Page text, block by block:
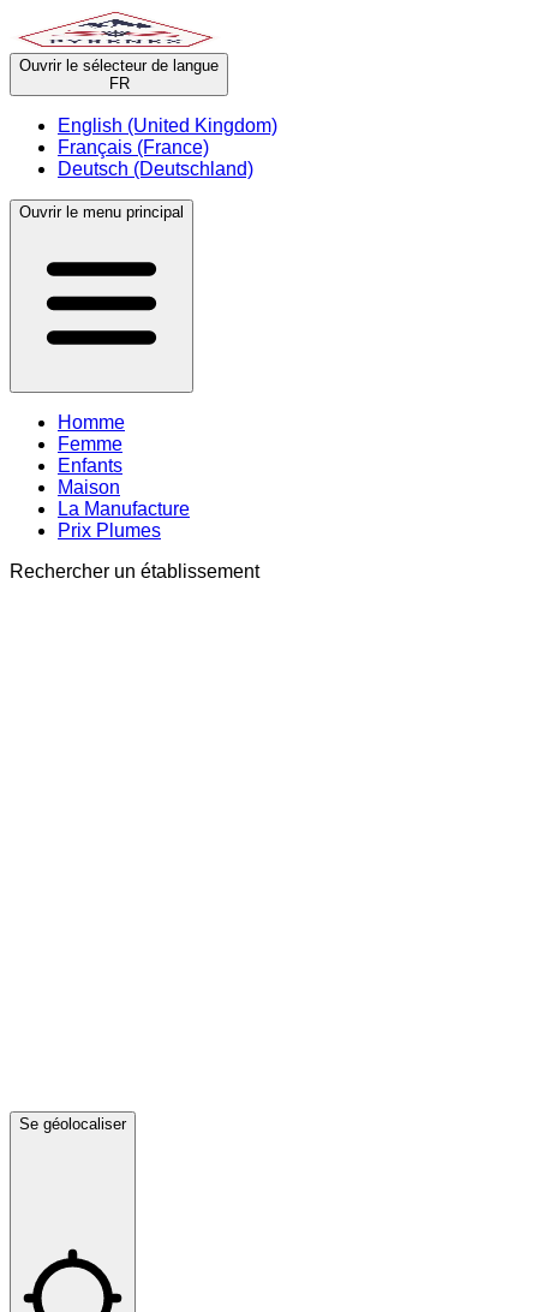
Ouvrir le sélecteur de langue
FR
English (United Kingdom)
Français (France)
Deutsch (Deutschland)
Ouvrir le menu principal
Homme
Femme
Enfants
Maison
La Manufacture
Prix Plumes
Rechercher un établissement
Se géolocaliser